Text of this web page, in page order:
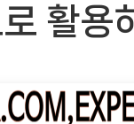
활용